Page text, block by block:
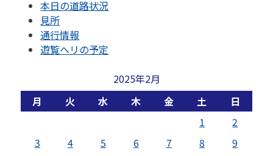
本日の道路状況
見所
通行情報
遊覧ヘリの予定
2025年2月
月
火 水 木 金 土
日
1
2
3
4 5 6 7 8 9